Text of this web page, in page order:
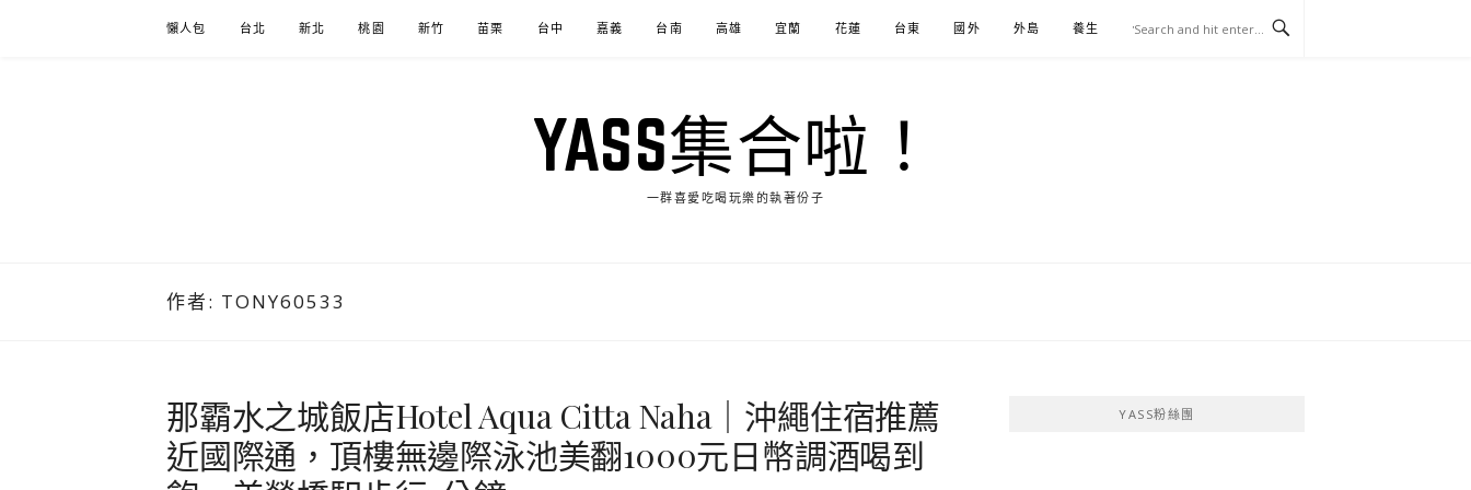
懶人包 台北 新北 桃園 新竹 苗栗 台中 嘉義 台南 高雄 宜蘭 花蓮 台東 國外 外島 養生 伴手禮
YASS集合啦！
一群喜愛吃喝玩樂的執著份子
作者: TONY60533
那霸水之城飯店Hotel Aqua Citta Naha｜沖繩住宿推薦
近國際通，頂樓無邊際泳池美翻1000元日幣調酒喝到
YASS粉絲團